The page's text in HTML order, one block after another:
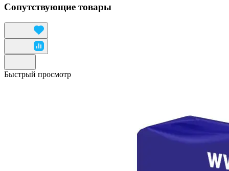
Сопутствующие товары
Быстрый просмотр